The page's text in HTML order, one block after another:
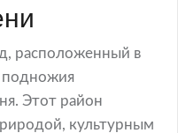
расположенный в
подножия
Этот район
культурным